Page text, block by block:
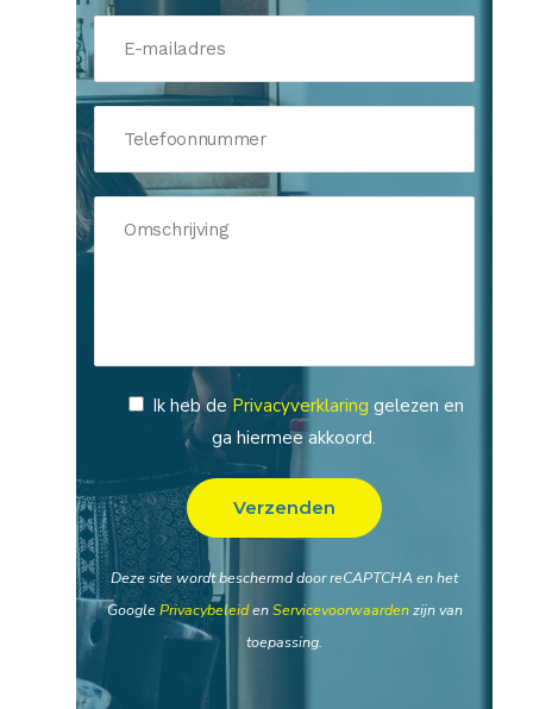
Ik heb dePrivacyverklaring gelezen en
ga hiermee akkoord.
Deze site wordt beschermd door reCAPTCHA en het
GooglePrivacybeleidenServicevoorwaardenzijn van
toepassing.